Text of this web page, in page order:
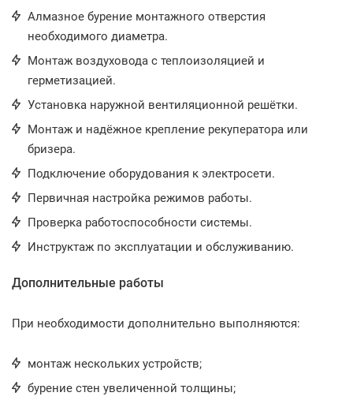
Алмазное бурение монтажного отверстия
необходимого диаметра.
Монтаж воздуховода с теплоизоляцией и
герметизацией.
Установка наружной вентиляционной решётки.
Монтаж и надёжное крепление рекуператора или
бризера.
Подключение оборудования к электросети.
Первичная настройка режимов работы.
Проверка работоспособности системы.
Инструктаж по эксплуатации и обслуживанию.
Дополнительные работы
При необходимости дополнительно выполняются:
монтаж нескольких устройств;
бурение стен увеличенной толщины;